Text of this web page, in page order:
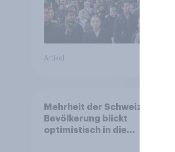
Artikel
Mehrheit der Schweizer
Bevölkerung blickt
optimistisch in die